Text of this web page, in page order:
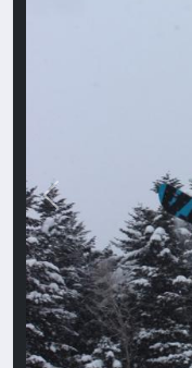
Назад